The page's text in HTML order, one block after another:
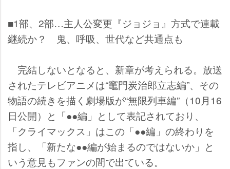
■1部、2部…主人公変更『ジョジョ』方式で連載
継続か？ 鬼、呼吸、世代など共通点も
完結しないとなると、新章が考えられる。放送
されたテレビアニメは“竈門炭治郎立志編”、その
物語の続きを描く劇場版が“無限列車編”（10月16
日公開）と「●●編」として表記されており、
「クライマックス」はこの「●●編」の終わりを
指し、「新たな●●編が始まるのではないか」と
いう意見もファンの間で出ている。